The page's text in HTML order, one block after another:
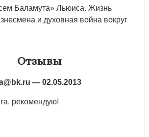
Баламута» Льюиса. Жизнь
и духовная война вокруг
Отзывы
— 02.05.2013
рекомендую!